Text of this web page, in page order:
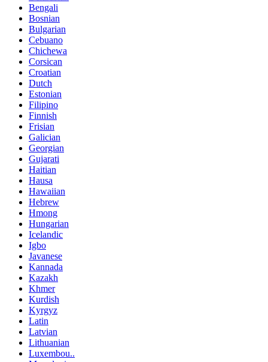
Bengali
Bosnian
Bulgarian
Cebuano
Chichewa
Corsican
Croatian
Dutch
Estonian
Filipino
Finnish
Frisian
Galician
Georgian
Gujarati
Haitian
Hausa
Hawaiian
Hebrew
Hmong
Hungarian
Icelandic
Igbo
Javanese
Kannada
Kazakh
Khmer
Kurdish
Kyrgyz
Latin
Latvian
Lithuanian
Luxembou..